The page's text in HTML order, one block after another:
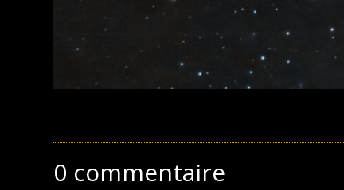
0 commentaire